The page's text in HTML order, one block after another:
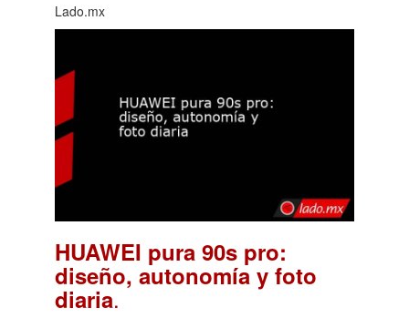
Lado.mx
HUAWEI pura 90s pro:
diseño, autonomía y foto
diaria.